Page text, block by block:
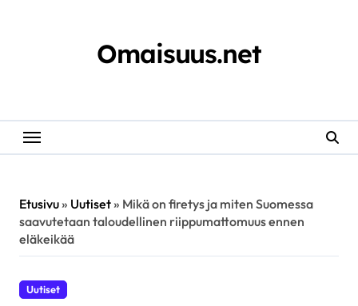
Omaisuus.net
Etusivu» Uutiset» Mikä on firetys ja miten Suomessa
saavutetaan taloudellinen riippumattomuus ennen
eläkeikää
Uutiset